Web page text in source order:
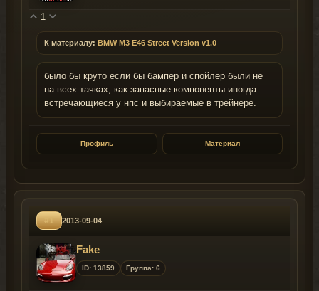
1
К материалу: BMW M3 E46 Street Version v1.0
было бы круто если бы бампер и спойлер были не
на всех тачках, как запасные компоненты иногда
встречающиеся у нпс и выбираемые в трейнере.
Профиль Материал
#1 2013-09-04
Fake
ID: 13859 Группа: 6